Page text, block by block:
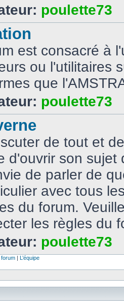
poulette73
est consacré à
ou l'utilitaires
que
poulette73
de tout et
d'ouvrir son sujet
de parler de
avec tous
du forum.
les règles du
poulette73
| L’équipe